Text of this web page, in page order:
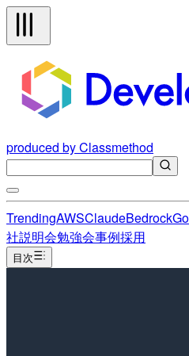
produced by Classmethod
TrendingAWSClaudeBedrock
社説明会勉強会事例採用
目次